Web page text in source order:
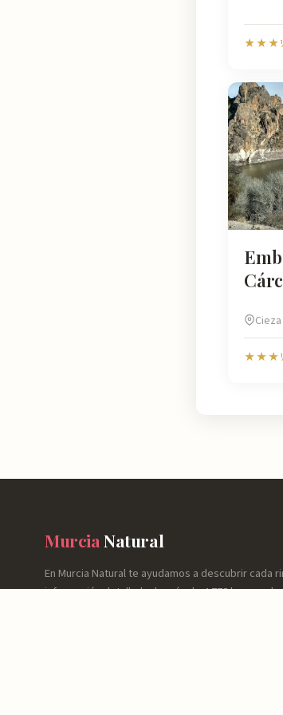
Cieza
Murcia Natural
En Murcia Natural te ayudamos a descubrir cada
información detallada de más de 4.778 lugares: